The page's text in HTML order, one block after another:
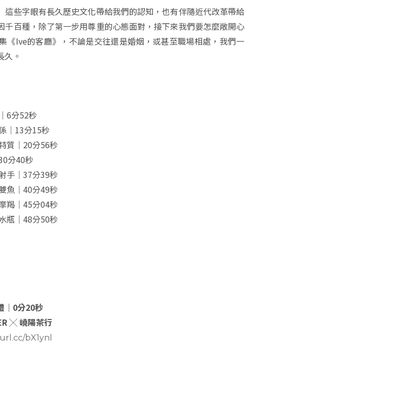
這些字眼有長久歷史文化帶給我們的認知，也有伴隨近代改革帶給
百種，除了第一步用尊重的心態面對，接下來我們要怎麼敞開心
《Ive的客廳》，不論是交往還是婚姻，或甚至職場相處，我們一
。
6分52秒
｜13分15秒
質｜20分56秒
分40秒
手｜37分39秒
魚｜40分49秒
羯｜45分04秒
瓶｜48分50秒
｜0分20秒
╳ 嶢陽茶行
bX1ynl